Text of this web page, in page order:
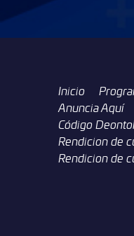
Inicio
Anuncia Aquí
Código
Rendicion de
Rendicion de